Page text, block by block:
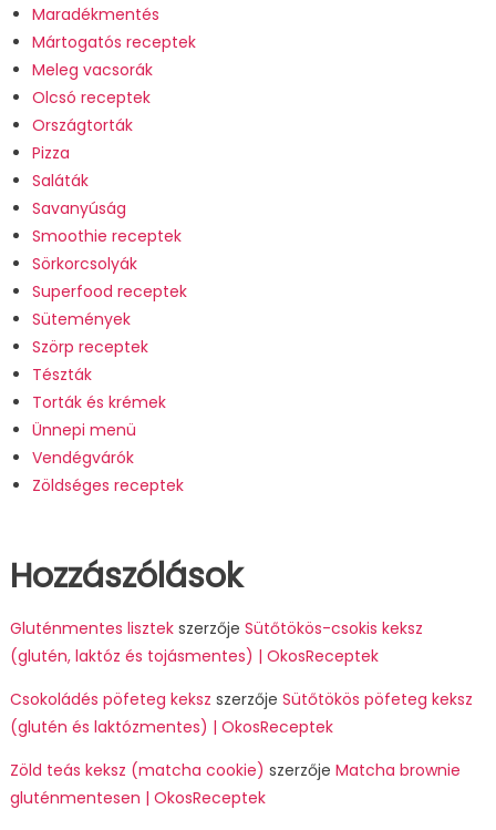
Maradékmentés
Mártogatós receptek
Meleg vacsorák
Olcsó receptek
Országtorták
Pizza
Saláták
Savanyúság
Smoothie receptek
Sörkorcsolyák
Superfood receptek
Sütemények
Szörp receptek
Tészták
Torták és krémek
Ünnepi menü
Vendégvárók
Zöldséges receptek
Hozzászólások
Gluténmentes lisztekszerzője Sütőtökös-csokis keksz
(glutén, laktóz és tojásmentes) | OkosReceptek
Csokoládés pöfeteg keksz szerzője Sütőtökös pöfeteg keksz
(glutén és laktózmentes) | OkosReceptek
Zöld teás keksz (matcha cookie) szerzője Matcha brownie
gluténmentesen | OkosReceptek